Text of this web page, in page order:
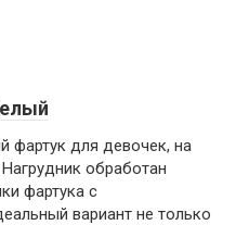
для девочек, на
обработан
фартука с
вариант не только